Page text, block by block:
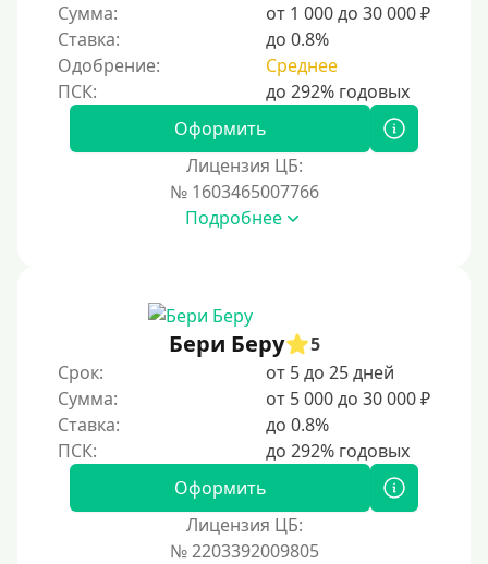
Срочные
Моментальные онлайн
Экспресс
В день обращения
С 21 года
С 22 лет
С 23 лет
Категории заемщиков
Сумма:
от 1 000 до 30 000 ₽
Ставка:
до 0.8%
Одобрение:
Среднее
Оформить
Лицензия ЦБ:
№ 1603465007766
Подробнее
Бери Беру
5
Срок:
от 5 до 25 дней
Сумма:
от 5 000 до 30 000 ₽
Ставка:
до 0.8%
Оформить
Лицензия ЦБ:
№ 2203392009805